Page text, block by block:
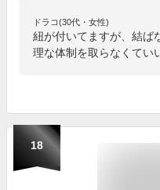
ドラコ(30代・女性)
紐が付いてますが、結ば
理な体制を取らなくてい
18